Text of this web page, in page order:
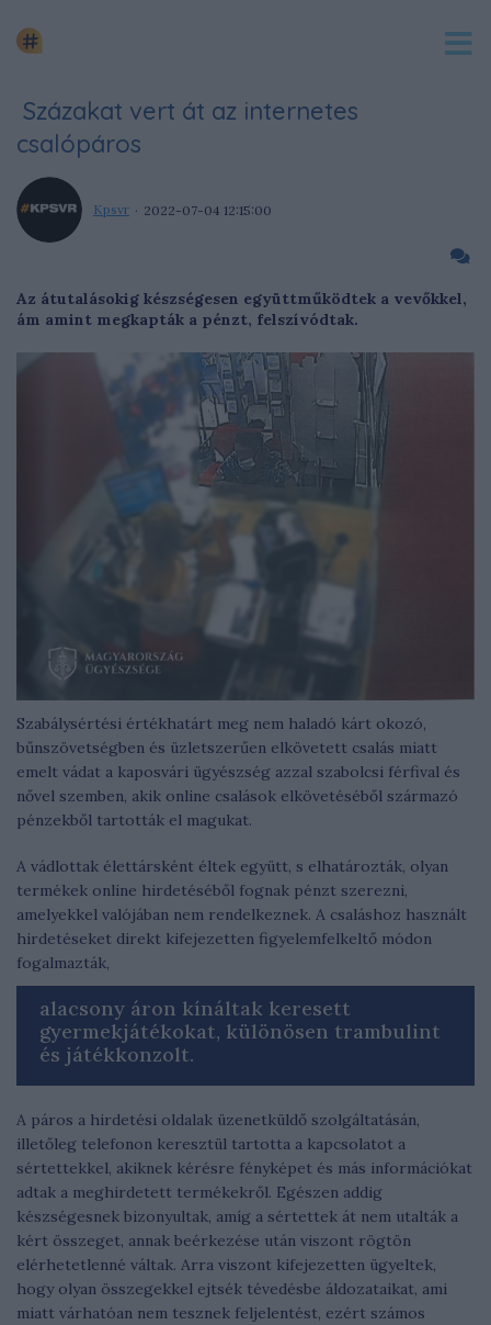
Százakat vert át az internetes
csalópáros
Kpsvr 2022-07-04 12:15:00
Az átutalásokig készségesen együttműködtek a vevőkkel,
ám amint megkapták a pénzt, felszívódtak.
Szabálysértési értékhatárt meg nem haladó kárt okozó,
bűnszövetségben és üzletszerűen elkövetett csalás miatt
emelt vádat a kaposvári ügyészség azzal szabolcsi férfival és
nővel szemben, akik online csalások elkövetéséből származó
pénzekből tartották el magukat.
A vádlottak élettársként éltek együtt, s elhatározták, olyan
termékek online hirdetéséből fognak pénzt szerezni,
amelyekkel valójában nem rendelkeznek. A csaláshoz használt
hirdetéseket direkt kifejezetten figyelemfelkeltő módon
fogalmazták,
alacsony áron kínáltak keresett
gyermekjátékokat, különösen trambulint
és játékkonzolt.
A páros a hirdetési oldalak üzenetküldő szolgáltatásán,
illetőleg telefonon keresztül tartotta a kapcsolatot a
sértettekkel, akiknek kérésre fényképet és más információkat
adtak a meghirdetett termékekről. Egészen addig
készségesnek bizonyultak, amíg a sértettek át nem utalták a
kért összeget, annak beérkezése után viszont rögtön
elérhetetlenné váltak. Arra viszont kifejezetten ügyeltek,
hogy olyan összegekkel ejtsék tévedésbe áldozataikat, ami
miatt várhatóan nem tesznek feljelentést, ezért számos